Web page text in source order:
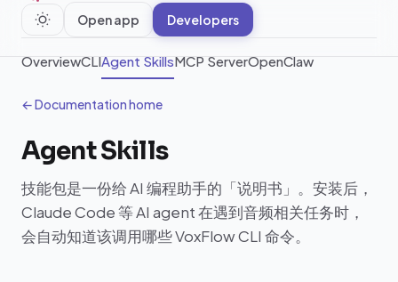
OverviewCLIAgent SkillsMCP ServerOpenClaw
Open app Developers
← Documentation home
Agent Skills
技能包是一份给 AI 编程助手的「说明书」。安装后，
Claude Code 等 AI agent 在遇到音频相关任务时，
会自动知道该调用哪些 VoxFlow CLI 命令。